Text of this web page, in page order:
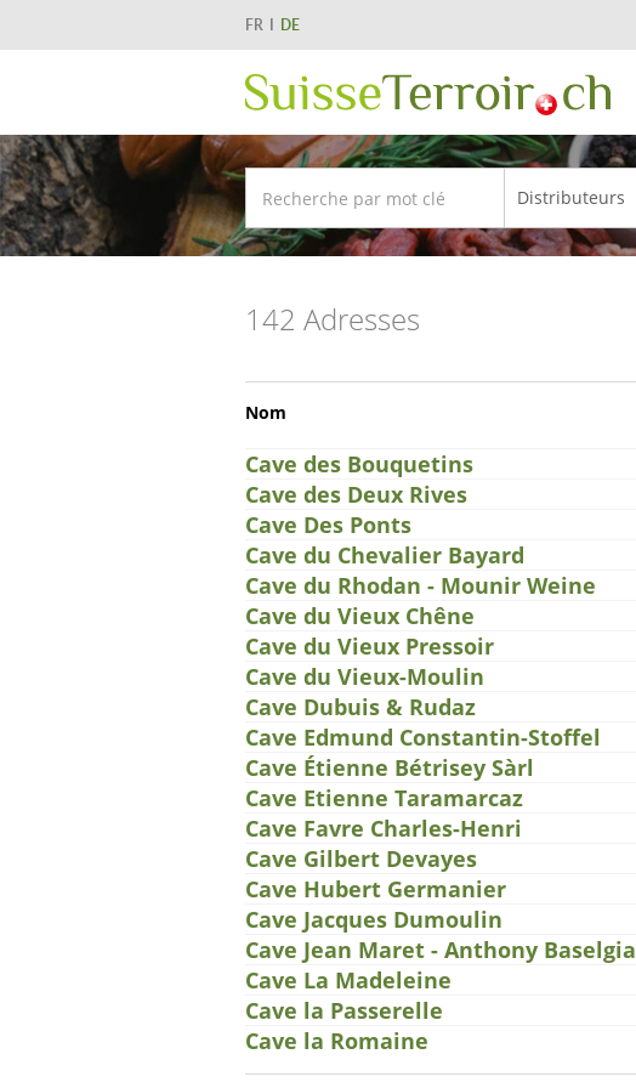
FR DE
142 Adresses
Nom
Cave des Bouquetins
Cave des Deux Rives
Cave Des Ponts
Cave du Chevalier Bayard
Cave du Rhodan - Mounir Weine
Cave du Vieux Chêne
Cave du Vieux Pressoir
Cave du Vieux-Moulin
Cave Dubuis & Rudaz
Cave Edmund Constantin-Stoffel
Cave Étienne Bétrisey Sàrl
Cave Etienne Taramarcaz
Cave Favre Charles-Henri
Cave Gilbert Devayes
Cave Hubert Germanier
Cave Jacques Dumoulin
Cave Jean Maret - Anthony Baselgia
Cave La Madeleine
Cave la Passerelle
Cave la Romaine